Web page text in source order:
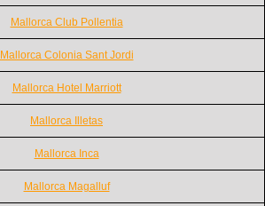
Mallorca Club Pollentia
Mallorca Colonia Sant Jordi
Mallorca Hotel Marriott
Mallorca Illetas
Mallorca Inca
Mallorca Magalluf